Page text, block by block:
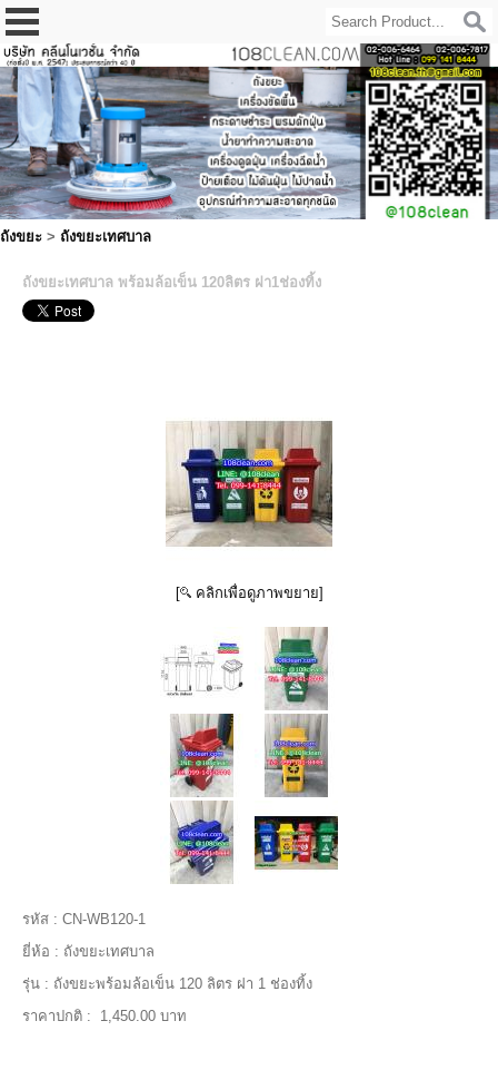
ถังขยะ > ถังขยะเทศบาล
ถังขยะเทศบาล พร้อมล้อเข็น 120ลิตร ฝา1ช่องทิ้ง
[ คลิกเพื่อดูภาพขยาย]
รหัส : CN-WB120-1
ยี่ห้อ : ถังขยะเทศบาล
รุ่น : ถังขยะพร้อมล้อเข็น 120 ลิตร ฝา 1 ช่องทิ้ง
ราคาปกติ :
1,450.00 บาท